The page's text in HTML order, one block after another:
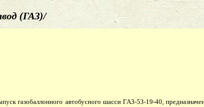
(ГАЗ)/
газобаллонного автобусного шасси ГАЗ-53-19-40,